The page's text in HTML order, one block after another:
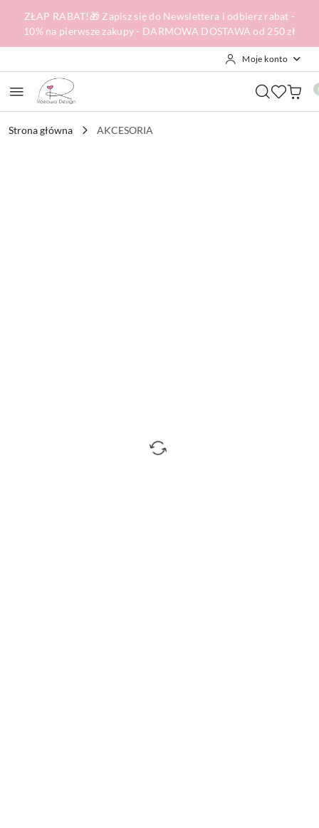
Przejdź do treści głównej
Przejdź do wyszukiwarki
Przejdź do moje konto
Przejdź do menu głównego
Przejdź do opisu produktu
Przejdź do stopki
ZŁAP RABAT!🎁 Zapisz się do Newslettera i odbierz rabat -
10% na pierwsze zakupy - DARMOWA DOSTAWA od 250 zł
Moje konto
Strona główna AKCESORIA